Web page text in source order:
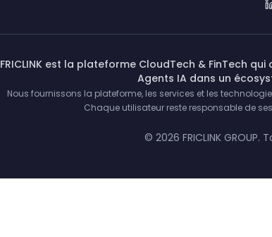
FRICLINK est la plateforme CloudTech & FinTech
Agents IA dans un
Nous fournissons la plateforme, les services et les
Chaque utilisateur reste responsable de
© 2026 FRICLINK